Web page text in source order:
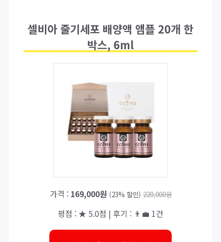
셀비아 줄기세포 배양액 앰플 20개 한
박스, 6ml
가격 : 169,000원 (23% 할인) 220,000원
평점 : ★ 5.0점 | 후기 : 👨‍💼 1건